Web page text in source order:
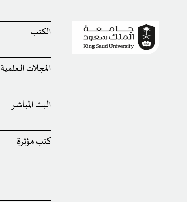
الكتب
المجلات العلمية
البث المباشر
كتب مؤثرة